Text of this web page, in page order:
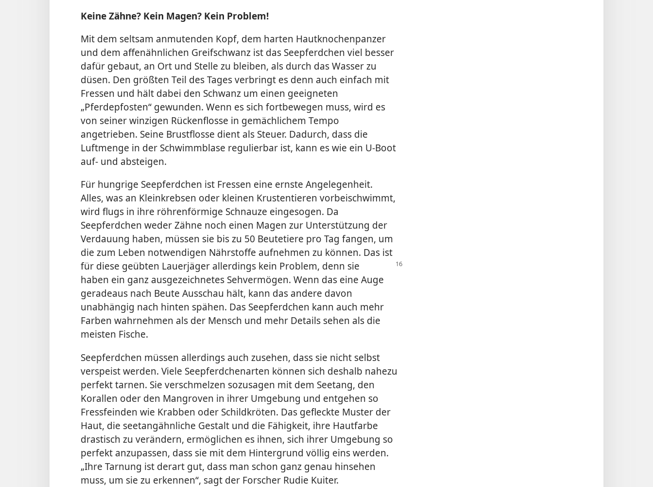
Keine Zähne? Kein Magen? Kein Problem!
Mit dem seltsam anmutenden Kopf, dem harten Hautknochenpanzer
und dem affenähnlichen Greifschwanz ist das Seepferdchen viel besser
dafür gebaut, an Ort und Stelle zu bleiben, als durch das Wasser zu
düsen. Den größten Teil des Tages verbringt es denn auch einfach mit
Fressen und hält dabei den Schwanz um einen geeigneten
„Pferdepfosten“ gewunden. Wenn es sich fortbewegen muss, wird es
von seiner winzigen Rückenflosse in gemächlichem Tempo
angetrieben. Seine Brustflosse dient als Steuer. Dadurch, dass die
Luftmenge in der Schwimmblase regulierbar ist, kann es wie ein U-Boot
auf- und absteigen.
Für hungrige Seepferdchen ist Fressen eine ernste Angelegenheit.
Alles, was an Kleinkrebsen oder kleinen Krustentieren vorbeischwimmt,
wird flugs in ihre röhrenförmige Schnauze eingesogen. Da
Seepferdchen weder Zähne noch einen Magen zur Unterstützung der
Verdauung haben, müssen sie bis zu 50 Beutetiere pro Tag fangen, um
die zum Leben notwendigen Nährstoffe aufnehmen zu können. Das ist
für diese geübten Lauerjäger allerdings kein Problem, denn sie
haben ein ganz ausgezeichnetes Sehvermögen. Wenn das eine Auge
geradeaus nach Beute Ausschau hält, kann das andere davon
unabhängig nach hinten spähen. Das Seepferdchen kann auch mehr
Farben wahrnehmen als der Mensch und mehr Details sehen als die
meisten Fische.
Seepferdchen müssen allerdings auch zusehen, dass sie nicht selbst
verspeist werden. Viele Seepferdchenarten können sich deshalb nahezu
perfekt tarnen. Sie verschmelzen sozusagen mit dem Seetang, den
Korallen oder den Mangroven in ihrer Umgebung und entgehen so
Fressfeinden wie Krabben oder Schildkröten. Das gefleckte Muster der
Haut, die seetangähnliche Gestalt und die Fähigkeit, ihre Hautfarbe
drastisch zu verändern, ermöglichen es ihnen, sich ihrer Umgebung so
perfekt anzupassen, dass sie mit dem Hintergrund völlig eins werden.
„Ihre Tarnung ist derart gut, dass man schon ganz genau hinsehen
muss, um sie zu erkennen“, sagt der Forscher Rudie Kuiter.